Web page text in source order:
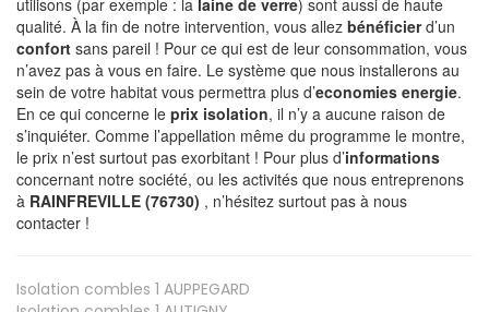
utilisons (par exemple : la laine de verre) sont aussi de haute
qualité. À la fin de notre intervention, vous allez bénéficierd’un
confort sans pareil ! Pour ce qui est de leur consommation, vous
n’avez pas à vous en faire. Le système que nous installerons au
sein de votre habitat vous permettra plus d’economies energie.
En ce qui concerne le prix isolation, il n’y a aucune raison de
s’inquiéter. Comme l’appellation même du programme le montre,
le prix n’est surtout pas exorbitant ! Pour plus d’informations
concernant notre société, ou les activités que nous entreprenons
à RAINFREVILLE (76730) , n’hésitez surtout pas à nous
contacter !
Isolation combles 1 AUPPEGARD